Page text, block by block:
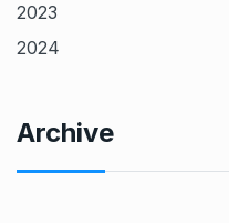
2023
2024
Archive